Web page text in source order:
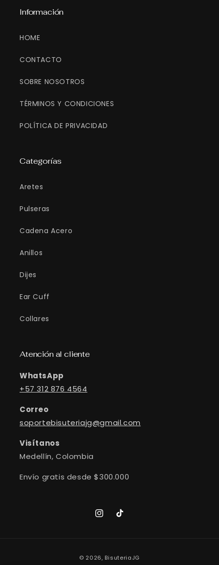
Información
HOME
CONTACTO
SOBRE NOSOTROS
TÉRMINOS Y CONDICIONES
POLÍTICA DE PRIVACIDAD
Categorías
Aretes
Pulseras
Cadena Acero
Anillos
Dijes
Ear Cuff
Collares
Atención al cliente
WhatsApp
+57 312 876 4564
Correo
soportebisuteriajg@gmail.com
Visítanos
Medellín, Colombia
Envío gratis desde $300.000
Instagram
TikTok
© 2026, BisuteriaJG